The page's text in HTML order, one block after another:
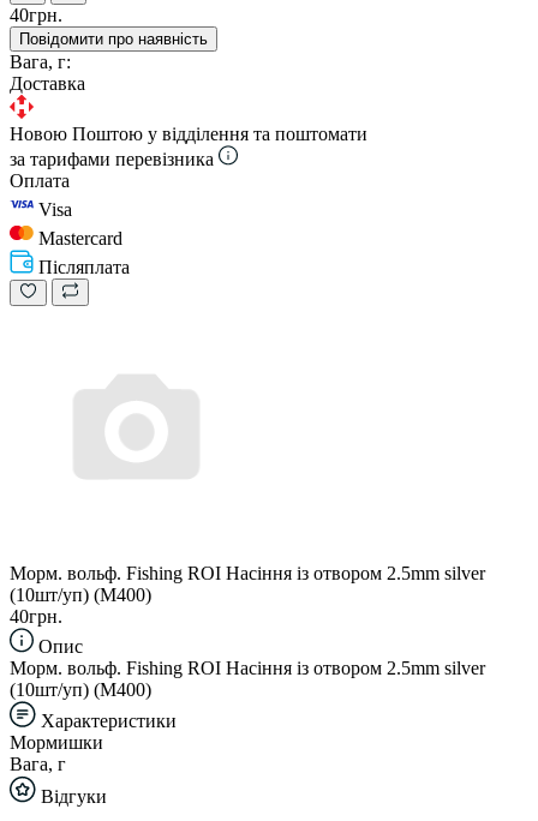
40грн.
Повідомити про наявність
Вага, г:
Доставка
Новою Поштою у відділення та поштомати
за тарифами перевізника
Оплата
Visa
Mastercard
Післяплата
Морм. вольф. Fishing ROI Насіння із отвором 2.5mm silver
(10шт/уп) (M400)
40грн.
Опис
Морм. вольф. Fishing ROI Насіння із отвором 2.5mm silver
(10шт/уп) (M400)
Характеристики
Мормишки
Вага, г
Відгуки